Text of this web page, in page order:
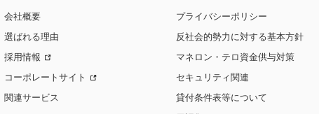
会社概要
選ばれる理由
採用情報
コーポレートサイト
関連サービス
プライバシーポリシー
反社会的勢力に対する基本方針
マネロン・テロ資金供与対策
セキュリティ関連
貸付条件表等について